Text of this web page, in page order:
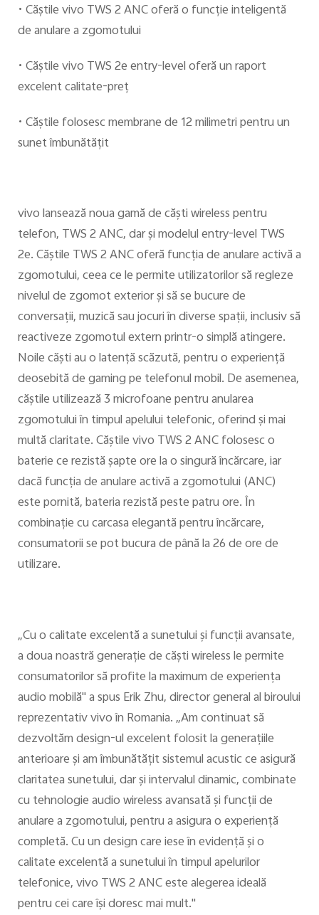
• Căştile vivo TWS 2 ANC oferă o funcţie inteligentă
de anulare a zgomotului
• Căştile vivo TWS 2e entry-level oferă un raport
excelent calitate-preţ
• Căştile folosesc membrane de 12 milimetri pentru un
sunet îmbunătăţit
vivo lansează noua gamă de căşti wireless pentru
telefon, TWS 2 ANC, dar şi modelul entry-level TWS
2e. Căştile TWS 2 ANC oferă funcţia de anulare activă a
zgomotului, ceea ce le permite utilizatorilor să regleze
nivelul de zgomot exterior şi să se bucure de
conversaţii, muzică sau jocuri în diverse spaţii, inclusiv să
reactiveze zgomotul extern printr-o simplă atingere.
Noile căşti au o latenţă scăzută, pentru o experienţă
deosebită de gaming pe telefonul mobil. De asemenea,
căştile utilizează 3 microfoane pentru anularea
zgomotului în timpul apelului telefonic, oferind şi mai
multă claritate. Căştile vivo TWS 2 ANC folosesc o
baterie ce rezistă şapte ore la o singură încărcare, iar
dacă funcţia de anulare activă a zgomotului (ANC)
este pornită, bateria rezistă peste patru ore. În
combinație cu carcasa elegantă pentru încărcare,
consumatorii se pot bucura de până la 26 de ore de
utilizare.
„Cu o calitate excelentă a sunetului și funcții avansate,
a doua noastră generație de căşti wireless le permite
consumatorilor să profite la maximum de experiența
audio mobilă" a spus Erik Zhu, director general al biroului
reprezentativ vivo în Romania. „Am continuat să
dezvoltăm design-ul excelent folosit la generaţiile
anterioare şi am îmbunătăţit sistemul acustic ce asigură
claritatea sunetului, dar şi intervalul dinamic, combinate
cu tehnologie audio wireless avansată şi funcţii de
anulare a zgomotului, pentru a asigura o experienţă
completă. Cu un design care iese în evidenţă şi o
calitate excelentă a sunetului în timpul apelurilor
telefonice, vivo TWS 2 ANC este alegerea ideală
pentru cei care îşi doresc mai mult."